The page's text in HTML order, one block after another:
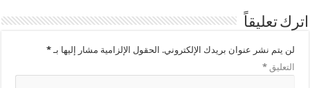
اترك تعليقاً
لن يتم نشر عنوان بريدك الإلكتروني. الحقول الإلزامية مشار إليها بـ*
التعليق*